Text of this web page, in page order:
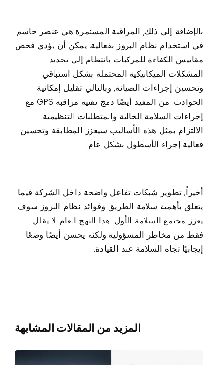
بالإضافة إلى ذلك, المراقبة المستمرة هي عنصر حاسم
في استخدام نظام البروز بفعالية. يمكن أن يؤدي فحص
مقاييس الكفاءة للمركبات بانتظام إلى تحديد
المشكلات الميكانيكية المحتملة بشكل استباقي
وتحسين إجراءات الصيانة, وبالتالي تقليل إمكانية
الحوادث. من المفيد أيضًا دمج تقنية مراقبة GPS مع
إجراءات السلامة الحالية والمتطلبات التنظيمية.
الالتزام بمثل هذه الأساليب سيعزز المطابقة وتحسين
فعالية إجراء الأسطول بشكل عام.
أخيراً, تطوير شبكات تفاعل واضحة داخل الشركة فيما
يتعلق بأهمية سلامة الطريق وفوائد نظام البروز سوف
يعزز مجتمع السلامة الأول. هذا النهج العام لا يقلل
فقط من مخاطر المسؤولية ولكنه يحسن أيضًا وضعًا
إيجابيًا تجاه السلامة عند القيادة.
المزيد من المقالات المشابهة